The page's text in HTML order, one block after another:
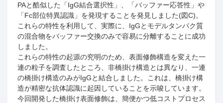
PAと酷似した「IgG結合選択性」、「バッファー応答性」や
「Fc部位特異認識」を発現することを発見しました(図C)。
これらの特性を利用して、実際に、 IgGとモデルタンパク質
の混合物をバッファー交換のみで容易に分離することに成功
しました。
これらの特性の起源の究明のため、表面修飾構造を変えた一
連の粒子を調査したところ、非橋掛け構造とは異なり、一連
の橋掛け構造のみがIgGと結合しました。これは、橋掛け構
造が精密な抗体認識に起因していることを示唆しています。
今回開発した橋掛け表面修飾は、簡便かつ低コストプロセス